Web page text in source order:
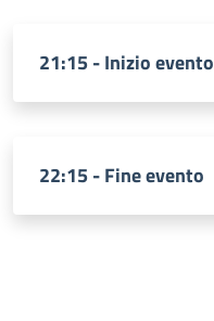
21:15 - Inizio evento
22:15 - Fine evento